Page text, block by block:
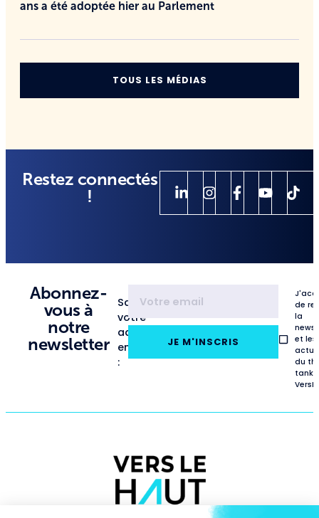
ans a été adoptée hier au Parlement
TOUS LES MÉDIAS
Restez connectés
!
Abonnez-
vous à
notre
newsletter
Saisissez
votre
adresse
email
:
JE M'INSCRIS
de
la
et les
du
tank